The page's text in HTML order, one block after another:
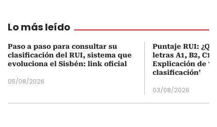
Lo más leído
Paso a paso para consultar su
clasificación del RUI, sistema que
evoluciona el Sisbén: link oficial
05/08/2026
Puntaje RUI:
letras A1, B2, C1
Explicación de
clasificación’
03/08/2026